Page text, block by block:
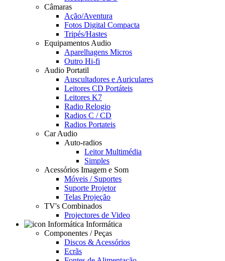
Câmaras
Ação/Aventura
Fotos Digital Compacta
Tripés/Hastes
Equipamentos Audio
Aparelhagens Micros
Outro Hi-fi
Audio Portatil
Auscultadores e Auriculares
Leitores CD Portáteis
Leitores K7
Radio Relogio
Radios C / CD
Radios Portateis
Car Audio
Auto-radios
Leitor Multimédia
Simples
Acessórios Imagem e Som
Móveis / Suportes
Suporte Projetor
Telas Projeção
TV's Combinados
Projectores de Video
Informática
Componentes / Peças
Discos & Acessórios
Ecrãs